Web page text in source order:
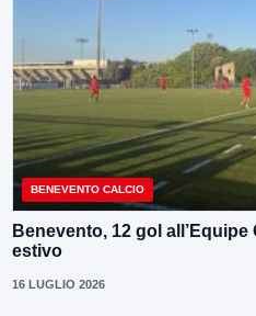
BENEVENTO CALCIO
Benevento, 12 gol
estivo
16 LUGLIO 2026